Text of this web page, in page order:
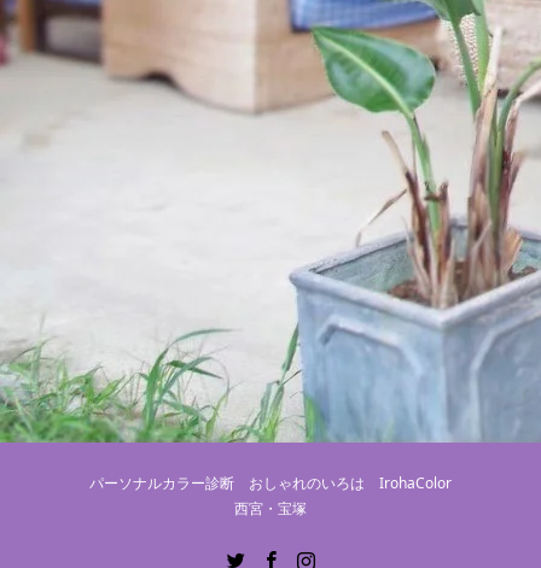
パーソナルカラー診断 おしゃれのいろは IrohaColor
西宮・宝塚